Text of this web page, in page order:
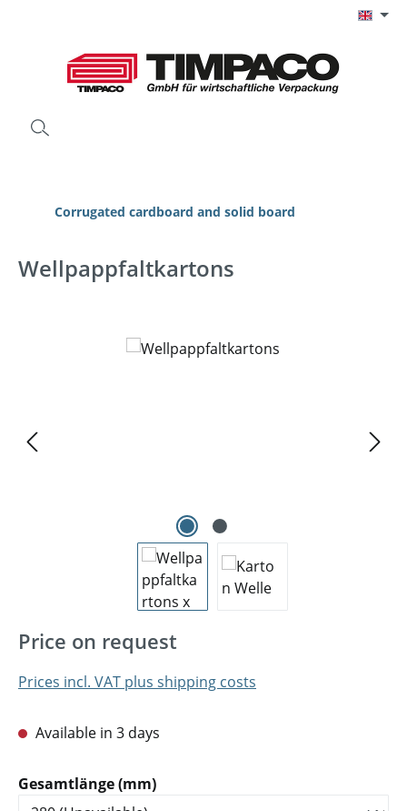
Corrugated cardboard and solid board
Wellpappfaltkartons
Skip image gallery
Price on request
Prices incl. VAT plus shipping costs
Available in 3 days
Select
Gesamtlänge (mm)